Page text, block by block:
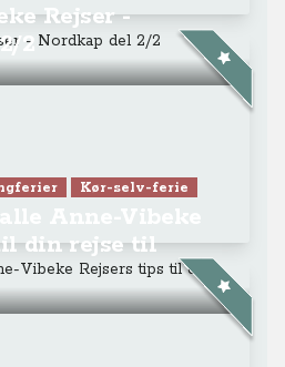
Rejser -
2
Kør-selv-ferie
din rejse til